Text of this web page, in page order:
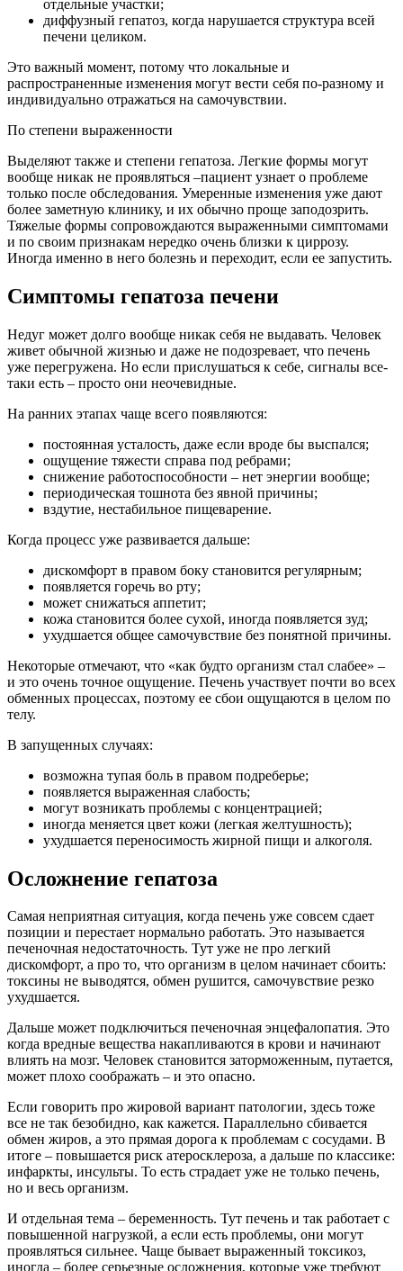
отдельные участки;
диффузный гепатоз, когда нарушается структура всей
печени целиком.
Это важный момент, потому что локальные и
распространенные изменения могут вести себя по-разному и
индивидуально отражаться на самочувствии.
По степени выраженности
Выделяют также и степени гепатоза. Легкие формы могут
вообще никак не проявляться –пациент узнает о проблеме
только после обследования. Умеренные изменения уже дают
более заметную клинику, и их обычно проще заподозрить.
Тяжелые формы сопровождаются выраженными симптомами
и по своим признакам нередко очень близки к циррозу.
Иногда именно в него болезнь и переходит, если ее запустить.
Симптомы гепатоза печени
Недуг может долго вообще никак себя не выдавать. Человек
живет обычной жизнью и даже не подозревает, что печень
уже перегружена. Но если прислушаться к себе, сигналы все-
таки есть – просто они неочевидные.
На ранних этапах чаще всего появляются:
постоянная усталость, даже если вроде бы выспался;
ощущение тяжести справа под ребрами;
снижение работоспособности – нет энергии вообще;
периодическая тошнота без явной причины;
вздутие, нестабильное пищеварение.
Когда процесс уже развивается дальше:
дискомфорт в правом боку становится регулярным;
появляется горечь во рту;
может снижаться аппетит;
кожа становится более сухой, иногда появляется зуд;
ухудшается общее самочувствие без понятной причины.
Некоторые отмечают, что «как будто организм стал слабее» –
и это очень точное ощущение. Печень участвует почти во всех
обменных процессах, поэтому ее сбои ощущаются в целом по
телу.
В запущенных случаях:
возможна тупая боль в правом подреберье;
появляется выраженная слабость;
могут возникать проблемы с концентрацией;
иногда меняется цвет кожи (легкая желтушность);
ухудшается переносимость жирной пищи и алкоголя.
Осложнение гепатоза
Самая неприятная ситуация, когда печень уже совсем сдает
позиции и перестает нормально работать. Это называется
печеночная недостаточность. Тут уже не про легкий
дискомфорт, а про то, что организм в целом начинает сбоить:
токсины не выводятся, обмен рушится, самочувствие резко
ухудшается.
Дальше может подключиться печеночная энцефалопатия. Это
когда вредные вещества накапливаются в крови и начинают
влиять на мозг. Человек становится заторможенным, путается,
может плохо соображать – и это опасно.
Если говорить про жировой вариант патологии, здесь тоже
все не так безобидно, как кажется. Параллельно сбивается
обмен жиров, а это прямая дорога к проблемам с сосудами. В
итоге – повышается риск атеросклероза, а дальше по классике:
инфаркты, инсульты. То есть страдает уже не только печень,
но и весь организм.
И отдельная тема – беременность. Тут печень и так работает с
повышенной нагрузкой, а если есть проблемы, они могут
проявляться сильнее. Чаще бывает выраженный токсикоз,
иногда – более серьезные осложнения, которые уже требуют